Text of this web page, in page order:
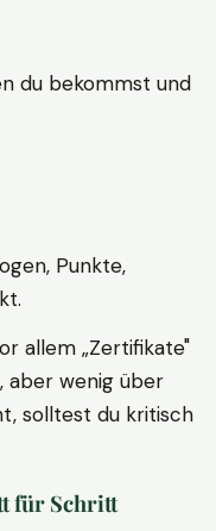
du bekommst und
Punkte,
allem „Zertifikate"
aber wenig über
solltest du kritisch
für Schritt